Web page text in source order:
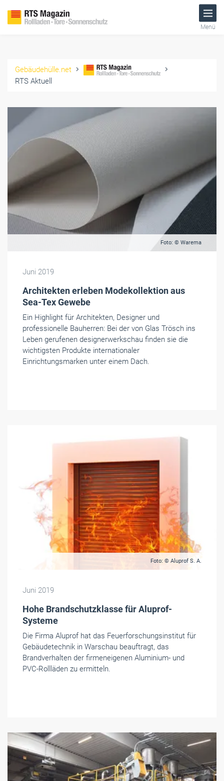
Menü
Gebäudehülle.net
RTS Aktuell
Foto: © Warema
Juni 2019
Architekten erleben Modekollektion aus
Sea-Tex Gewebe
Ein Highlight für Architekten, Designer und
professionelle Bauherren: Bei der von Glas Trösch ins
Leben gerufenen designerwerkschau finden sie die
wichtigsten Produkte internationaler
Einrichtungsmarken unter einem Dach.
Foto: © Aluprof S. A.
Juni 2019
Hohe Brandschutzklasse für Aluprof-
Systeme
Die Firma Aluprof hat das Feuerforschungsinstitut für
Gebäudetechnik in Warschau beauftragt, das
Brandverhalten der firmeneigenen Aluminium- und
PVC-Rollläden zu ermitteln.